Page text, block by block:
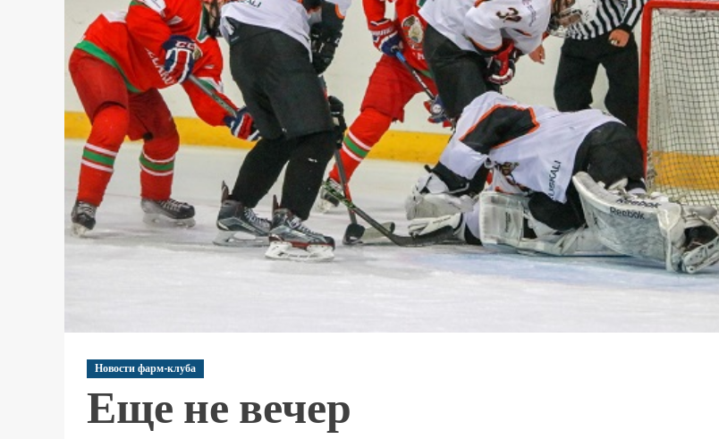
Новости фарм-клуба
Еще не вечер